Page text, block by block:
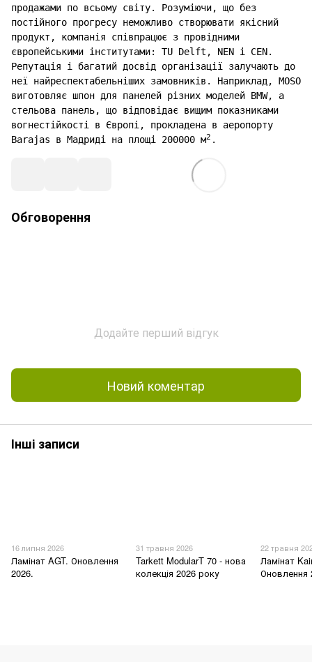
продажами по всьому світу. Розуміючи, що без
постійного прогресу неможливо створювати якісний
продукт, компанія співпрацює з провідними
європейськими інститутами: TU Delft, NEN і CEN.
Репутація і багатий досвід організації залучають до
неї найреспектабельніших замовників. Наприклад, MOSO
виготовляє шпон для панелей різних моделей BMW, а
стельова панель, що відповідає вищим показниками
вогнестійкості в Європі, прокладена в аеропорту
Barajas в Мадриді на площі 200000 м2 .
Обговорення
Додайте перший відгук
Новий коментар
Інші записи
16 липня 2026
Ламінат AGT. Оновлення
2026.
31 травня 2026
Tarkett ModularT 70 - нова
колекція 2026 року
22 травня
Ламінат
Оновлення